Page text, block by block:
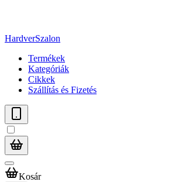
HardverSzalon
Termékek
Kategóriák
Cikkek
Szállítás és Fizetés
Kosár